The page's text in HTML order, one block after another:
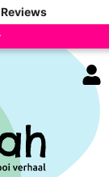
Reviews